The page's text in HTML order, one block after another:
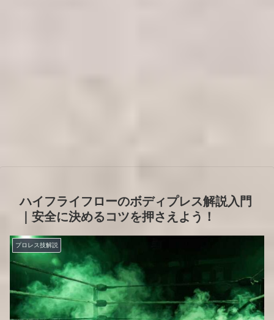
ハイフライフローのボディプレス解説入門
｜安全に決めるコツを押さえよう！
プロレス技解説